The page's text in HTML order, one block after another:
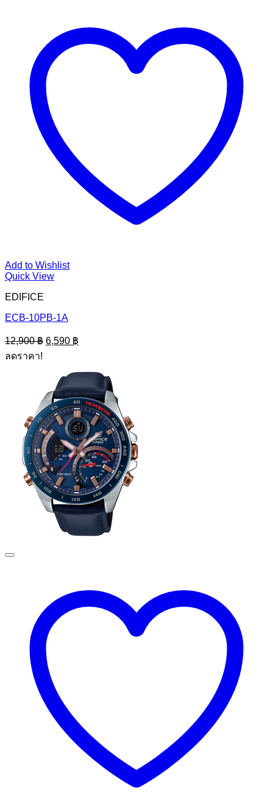
Add to Wishlist
Quick View
EDIFICE
ECB-10PB-1A
12,900฿ Original
price
12,900 ฿.
6,590 ฿
price
6,590 ฿.
ลดราคา!